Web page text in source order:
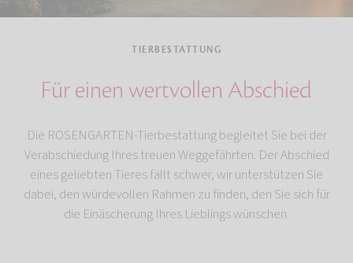
TIERBESTATTUNG
Für einen wertvollen Abschied
Die ROSENGARTEN-Tierbestattung begleitet Sie bei der
Verabschiedung Ihres treuen Weggefährten. Der Abschied
eines geliebten Tieres fällt schwer, wir unterstützen Sie
dabei, den würdevollen Rahmen zu finden, den Sie sich für
die Einäscherung Ihres Lieblings wünschen.